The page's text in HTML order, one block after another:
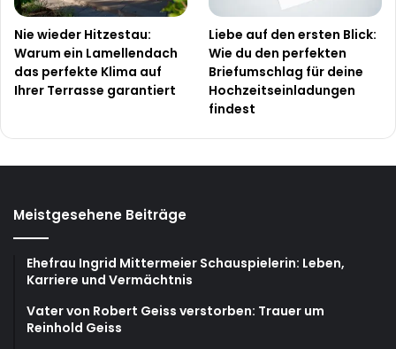
Nie wieder Hitzestau:
Warum ein Lamellendach
das perfekte Klima auf
Ihrer Terrasse garantiert
Liebe auf den ersten Blick:
Wie du den perfekten
Briefumschlag für deine
Hochzeitseinladungen
findest
Meistgesehene Beiträge
Ehefrau Ingrid Mittermeier Schauspielerin: Leben,
Karriere und Vermächtnis
Vater von Robert Geiss verstorben: Trauer um
Reinhold Geiss